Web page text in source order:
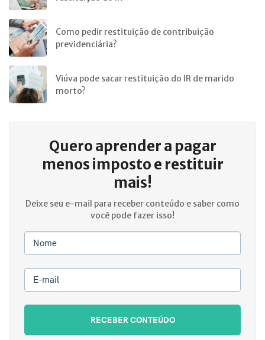
Como pedir restituição de contribuição
previdenciária?
Viúva pode sacar restituição do IR de marido
morto?
Quero aprender a pagar
menos imposto e restituir
mais!
Deixe seu e-mail para receber conteúdo e saber como
você pode fazer isso!
Nome
E-mail
RECEBER CONTEÚDO